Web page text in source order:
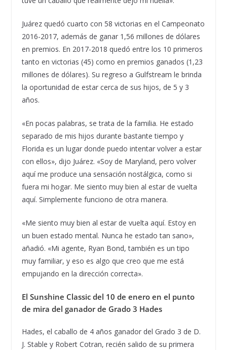
Juárez quedó cuarto con 58 victorias en el Campeonato
2016-2017, además de ganar 1,56 millones de dólares
en premios. En 2017-2018 quedó entre los 10 primeros
tanto en victorias (45) como en premios ganados (1,23
millones de dólares). Su regreso a Gulfstream le brinda
la oportunidad de estar cerca de sus hijos, de 5 y 3
años.
«En pocas palabras, se trata de la familia. He estado
separado de mis hijos durante bastante tiempo y
Florida es un lugar donde puedo intentar volver a estar
con ellos», dijo Juárez. «Soy de Maryland, pero volver
aquí me produce una sensación nostálgica, como si
fuera mi hogar. Me siento muy bien al estar de vuelta
aquí. Simplemente funciono de otra manera.
«Me siento muy bien al estar de vuelta aquí. Estoy en
un buen estado mental. Nunca he estado tan sano»,
añadió. «Mi agente, Ryan Bond, también es un tipo
muy familiar, y eso es algo que creo que me está
empujando en la dirección correcta».
El Sunshine Classic del 10 de enero en el punto
de mira del ganador de Grado 3 Hades
Hades, el caballo de 4 años ganador del Grado 3 de D.
J. Stable y Robert Cotran, recién salido de su primera